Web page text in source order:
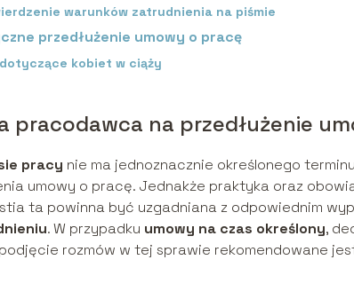
warunków zatrudnienia na piśmie
przedłużenie umowy o pracę
kobiet w ciąży
pracodawca na przedłużenie
pracy nie ma jednoznacznie określonego
umowy o pracę. Jednakże praktyka oraz
ta powinna być uzgadniana z odpowiednim
. W przypadku umowy na czas określony,
rozmów w tej sprawie rekomendowane